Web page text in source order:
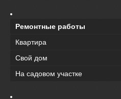
Ремонтные работы
Квартира
Свой дом
На садовом участке